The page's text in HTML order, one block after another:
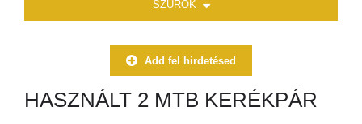
SZŰRŐK
Add fel hirdetésed
HASZNÁLT 2 MTB KERÉKPÁR